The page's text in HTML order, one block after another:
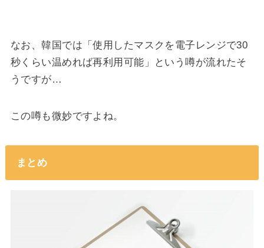
なお、韓国では「使用したマスクを電子レンジで30
秒くらい温めれば再利用可能」という噂が流れたそ
うですが…
この噂も微妙ですよね。
まとめ